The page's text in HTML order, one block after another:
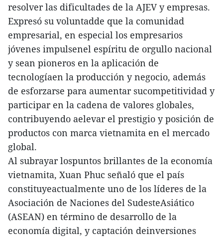
resolver las dificultades de la AJEV y empresas.
Expresó su voluntadde que la comunidad
empresarial, en especial los empresarios
jóvenes impulsenel espíritu de orgullo nacional
y sean pioneros en la aplicación de
tecnologíaen la producción y negocio, además
de esforzarse para aumentar sucompetitividad y
participar en la cadena de valores globales,
contribuyendo aelevar el prestigio y posición de
productos con marca vietnamita en el mercado
global.
Al subrayar lospuntos brillantes de la economía
vietnamita, Xuan Phuc señaló que el país
constituyeactualmente uno de los líderes de la
Asociación de Naciones del SudesteAsiático
(ASEAN) en término de desarrollo de la
economía digital, y captación deinversiones